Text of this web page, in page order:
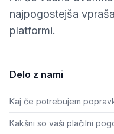
najpogostejša
platformi.
Delo z nami
Kaj če potrebujem
Kakšni so vaši plačilni